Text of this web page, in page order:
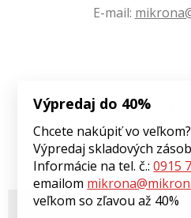
E-mail:
VŠETKO O
Obchodné
Ochrana
© 2026 Môj eshop •tvorba eshopu cez
Výpredaj do 40%
Chcete nakúpiť vo
Výpredaj skladových
Informácie na tel. č.:0915
emailom
veľkom so zľavou až 40%